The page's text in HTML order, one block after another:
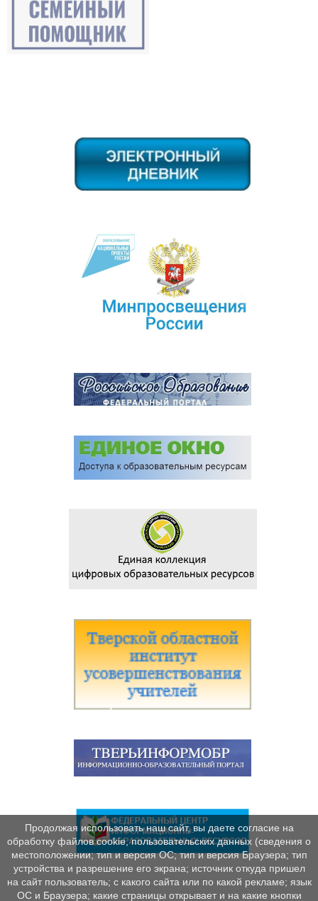
Продолжая использовать наш сайт, вы даете согласие на
обработку файлов cookie, пользовательских данных (сведения о
местоположении; тип и версия ОС; тип и версия Браузера; тип
устройства и разрешение его экрана; источник откуда пришел
на сайт пользователь; с какого сайта или по какой рекламе; язык
ОС и Браузера; какие страницы открывает и на какие кнопки